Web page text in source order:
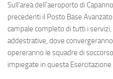
Sull’area dell’aeroporto di
precedenti il Posto Base
campale completo di tutti i
addestrative, dove
opereranno le squadre di
impiegate in questa Esercitazione